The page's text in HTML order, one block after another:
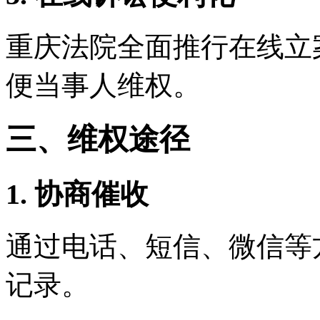
重庆法院全面推行在线
便当事人维权。
三、维权途径
1. 协商催收
通过电话、短信、微信
记录。